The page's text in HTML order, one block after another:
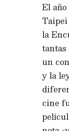
El
la
tantas
un
y la
cine